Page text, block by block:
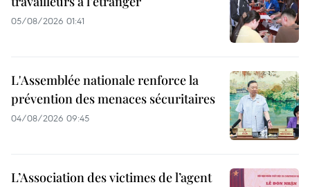
05/08/2026 01:41
L'Assemblée nationale renforce la
prévention des menaces sécuritaires
04/08/2026 09:45
L’Association des victimes de l’agent